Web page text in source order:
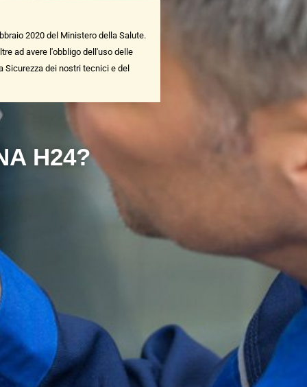
2020 del Ministero della Salute.
ad avere l'obbligo dell'uso delle
dei nostri tecnici e del
A H24?